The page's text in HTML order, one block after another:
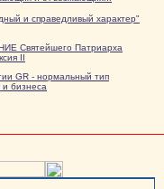
и справедливый характер"
Святейшего Патриарха
II
GR - нормальный тип
и бизнеса